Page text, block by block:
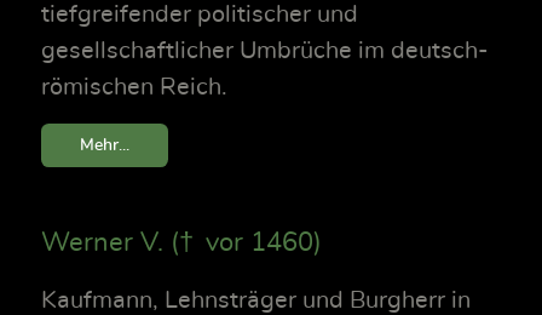
tiefgreifender politischer und
gesellschaftlicher Umbrüche im deutsch-
römischen Reich.
Mehr...
Werner V. († vor 1460)
Kaufmann, Lehnsträger und Burgherr in